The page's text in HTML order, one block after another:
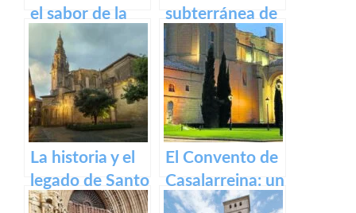
el sabor de la
excelencia en
vinos
subterránea de
Arnedo: La
cueva de los
cien pilares
La historia y el
legado de Santo
Domingo de la
El Convento de
Casalarreina: un
tesoro de